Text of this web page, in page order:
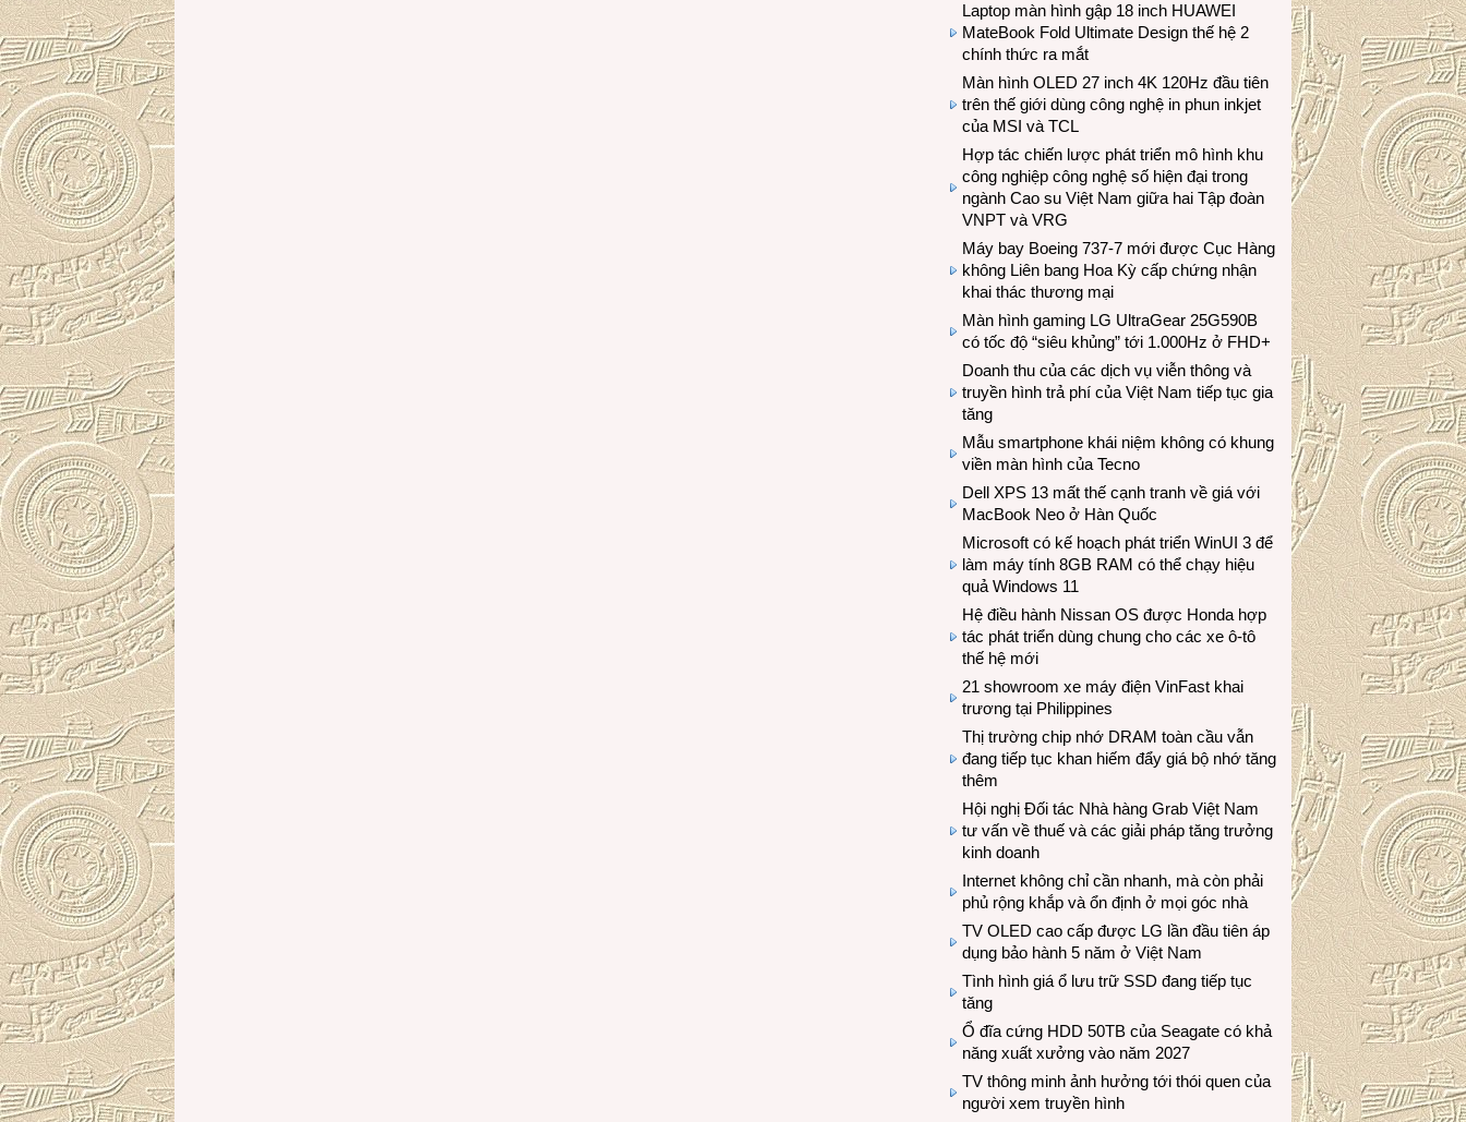
Laptop màn hình gập 18 inch HUAWEI
MateBook Fold Ultimate Design thế hệ 2
chính thức ra mắt
Màn hình OLED 27 inch 4K 120Hz đầu tiên
trên thế giới dùng công nghệ in phun inkjet
của MSI và TCL
Hợp tác chiến lược phát triển mô hình khu
công nghiệp công nghệ số hiện đại trong
ngành Cao su Việt Nam giữa hai Tập đoàn
VNPT và VRG
Máy bay Boeing 737-7 mới được Cục Hàng
không Liên bang Hoa Kỳ cấp chứng nhận
khai thác thương mại
Màn hình gaming LG UltraGear 25G590B
có tốc độ “siêu khủng” tới 1.000Hz ở FHD+
Doanh thu của các dịch vụ viễn thông và
truyền hình trả phí của Việt Nam tiếp tục gia
tăng
Mẫu smartphone khái niệm không có khung
viền màn hình của Tecno
Dell XPS 13 mất thế cạnh tranh về giá với
MacBook Neo ở Hàn Quốc
Microsoft có kế hoạch phát triển WinUI 3 để
làm máy tính 8GB RAM có thể chạy hiệu
quả Windows 11
Hệ điều hành Nissan OS được Honda hợp
tác phát triển dùng chung cho các xe ô-tô
thế hệ mới
21 showroom xe máy điện VinFast khai
trương tại Philippines
Thị trường chip nhớ DRAM toàn cầu vẫn
đang tiếp tục khan hiếm đẩy giá bộ nhớ tăng
thêm
Hội nghị Đối tác Nhà hàng Grab Việt Nam
tư vấn về thuế và các giải pháp tăng trưởng
kinh doanh
Internet không chỉ cần nhanh, mà còn phải
phủ rộng khắp và ổn định ở mọi góc nhà
TV OLED cao cấp được LG lần đầu tiên áp
dụng bảo hành 5 năm ở Việt Nam
Tình hình giá ổ lưu trữ SSD đang tiếp tục
tăng
Ổ đĩa cứng HDD 50TB của Seagate có khả
năng xuất xưởng vào năm 2027
TV thông minh ảnh hưởng tới thói quen của
người xem truyền hình